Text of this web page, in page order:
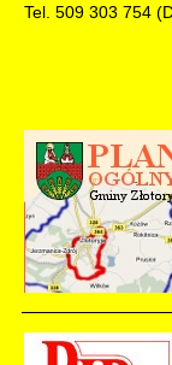
Tel. 509 303 754